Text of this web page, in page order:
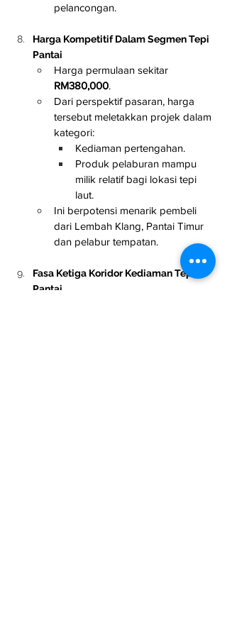
pelancongan.
Harga Kompetitif Dalam Segmen Tepi
Pantai
Harga permulaan sekitar
RM380,000.
Dari perspektif pasaran, harga
tersebut meletakkan projek dalam
kategori:
Kediaman pertengahan.
Produk pelaburan mampu
milik relatif bagi lokasi tepi
laut.
Ini berpotensi menarik pembeli
dari Lembah Klang, Pantai Timur
dan pelabur tempatan.
Fasa Ketiga Koridor Kediaman Tepi
Pantai